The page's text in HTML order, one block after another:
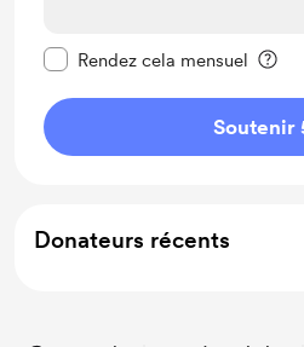
Rendez cela mensuel
Soutenir
Donateurs récents